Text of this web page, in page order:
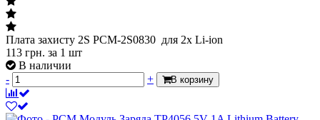
Плата захисту 2S PCM-2S0830 для 2х Li-ion
113 грн. за 1 шт
В наличии
-
+ В корзину